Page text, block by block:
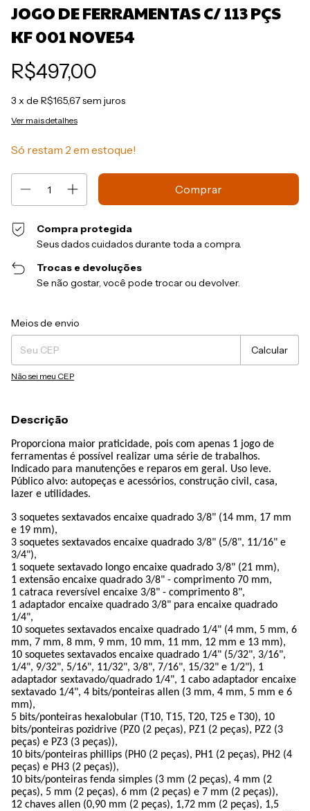
JOGO DE FERRAMENTAS C/ 113 PÇS
KF 001 NOVE54
R$497,00
3 x de R$165,67sem juros
Ver mais detalhes
Só restam 2 em estoque!
Compra protegida
Seus dados cuidados durante toda a compra.
Trocas e devoluções
Se não gostar, você pode trocar ou devolver.
Entregas para o CEP:
Meios de envio
Calcular
Não sei meu CEP
Descrição
Proporciona maior praticidade, pois com apenas 1 jogo de
ferramentas é possível realizar uma série de trabalhos.
Indicado para manutenções e reparos em geral. Uso leve.
Público alvo: autopeças e acessórios, construção civil, casa,
lazer e utilidades.
3 soquetes sextavados encaixe quadrado 3/8" (14 mm, 17 mm
e 19 mm),
3 soquetes sextavados encaixe quadrado 3/8" (5/8", 11/16" e
3/4"),
1 soquete sextavado longo encaixe quadrado 3/8" (21 mm),
1 extensão encaixe quadrado 3/8" - comprimento 70 mm,
1 catraca reversível encaixe 3/8" - comprimento 8",
1 adaptador encaixe quadrado 3/8" para encaixe quadrado
1/4",
10 soquetes sextavados encaixe quadrado 1/4" (4 mm, 5 mm, 6
mm, 7 mm, 8 mm, 9 mm, 10 mm, 11 mm, 12 mm e 13 mm),
10 soquetes sextavados encaixe quadrado 1/4" (5/32", 3/16",
1/4", 9/32", 5/16", 11/32", 3/8", 7/16", 15/32" e 1/2"), 1
adaptador sextavado/quadrado 1/4", 1 cabo adaptador encaixe
sextavado 1/4", 4 bits/ponteiras allen (3 mm, 4 mm, 5 mm e 6
mm),
5 bits/ponteiras hexalobular (T10, T15, T20, T25 e T30), 10
bits/ponteiras pozidrive (PZ0 (2 peças), PZ1 (2 peças), PZ2 (3
peças) e PZ3 (3 peças)),
10 bits/ponteiras phillips (PH0 (2 peças), PH1 (2 peças), PH2 (4
peças) e PH3 (2 peças)),
10 bits/ponteiras fenda simples (3 mm (2 peças), 4 mm (2
peças), 5 mm (2 peças), 6 mm (2 peças) e 7 mm (2 peças)),
12 chaves allen (0,90 mm (2 peças), 1,72 mm (2 peças), 1,5